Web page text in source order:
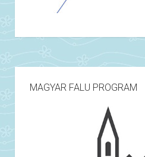
MAGYAR FALU PROGRAM